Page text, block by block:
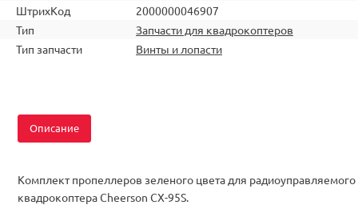
ШтрихКод
2000000046907
Тип
Запчасти для квадрокоптеров
Тип запчасти
Винты и лопасти
Описание
Комплект пропеллеров зеленого цвета для радиоуправляемого
квадрокоптера Cheerson CX-95S.